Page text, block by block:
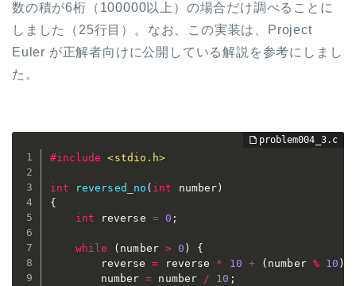
数の積が6桁（100000以上）の場合だけ調べることに
しました（25行目）。なお、この実装は、Project
Euler が正解者向けに公開している解説を参考にしまし
た。
#include <stdio.h>
int reversed_no ( int number )
{
int reverse = 0 ;
while ( number > 0 )
{
		reverse
= reverse * 10 + ( number % 10 )
		number
= number / 10 ;